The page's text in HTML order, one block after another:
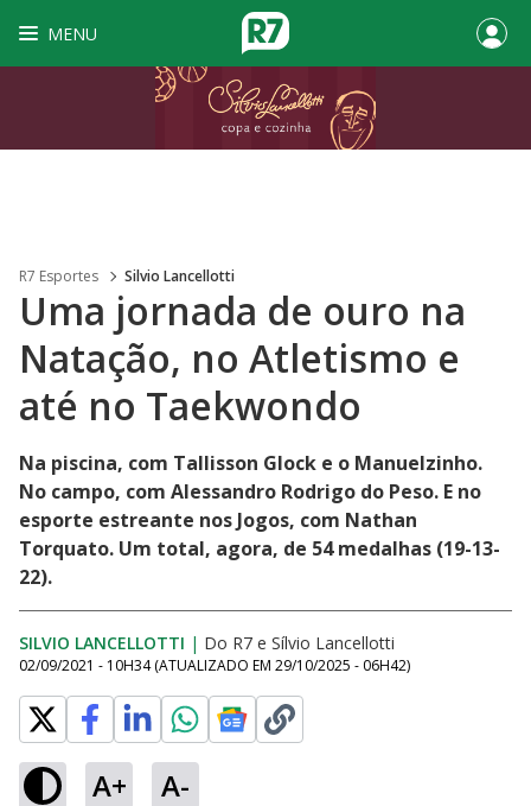
MENU
R7 Esportes Silvio Lancellotti
Uma jornada de ouro na
Natação, no Atletismo e
até no Taekwondo
Na piscina, com Tallisson Glock e o Manuelzinho.
No campo, com Alessandro Rodrigo do Peso. E no
esporte estreante nos Jogos, com Nathan
Torquato. Um total, agora, de 54 medalhas (19-13-
22).
SILVIO LANCELLOTTI | Do R7 e Sílvio Lancellotti
02/09/2021 - 10H34 (ATUALIZADO EM 29/10/2025 - 06H42)
A+ A-